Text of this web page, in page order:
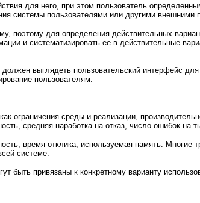
для него, при этом пользователь
системы пользователями или другими
поэтому для определения действительных
и систематизировать ее в действительные
выглядеть пользовательский интерфейс
пользователям.
ограничения среды и реализации,
средняя наработка на отказ, число ошибок на
время отклика, используемая память.
системе.
быть привязаны к конкретному варианту